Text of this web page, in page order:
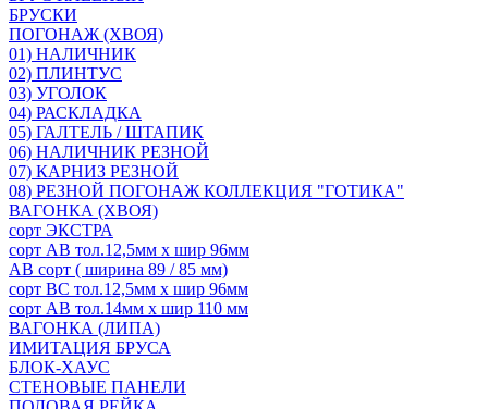
БРУСКИ
ПОГОНАЖ (ХВОЯ)
01) НАЛИЧНИК
02) ПЛИНТУС
03) УГОЛОК
04) РАСКЛАДКА
05) ГАЛТЕЛЬ / ШТАПИК
06) НАЛИЧНИК РЕЗНОЙ
07) КАРНИЗ РЕЗНОЙ
08) РЕЗНОЙ ПОГОНАЖ КОЛЛЕКЦИЯ "ГОТИКА"
ВАГОНКА (ХВОЯ)
сорт ЭКСТРА
сорт АВ тол.12,5мм х шир 96мм
АВ сорт ( ширина 89 / 85 мм)
сорт ВС тол.12,5мм х шир 96мм
сорт АВ тол.14мм х шир 110 мм
ВАГОНКА (ЛИПА)
ИМИТАЦИЯ БРУСА
БЛОК-ХАУС
СТЕНОВЫЕ ПАНЕЛИ